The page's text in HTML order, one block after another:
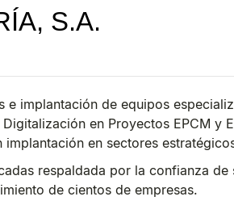
S.A.
e implantación de equipos
en Proyectos EPCM y
en sectores
respaldada por la confianza
de cientos de empresas.